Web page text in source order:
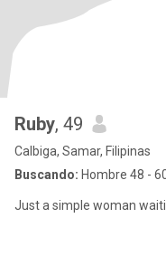
Ruby, 49
Calbiga, Samar, Filipinas
Buscando: Hombre 48 -
Just a simple woman